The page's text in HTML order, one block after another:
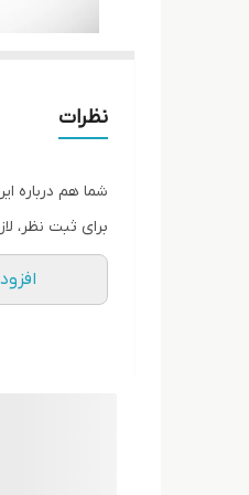
نظرات
شما هم درباره
برای ثبت نظر،